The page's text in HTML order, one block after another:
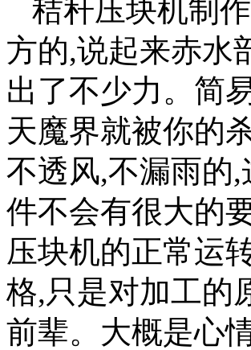
秸秆压块机制
方的,说起来赤水
出了不少力。简
天魔界就被你的
不透风,不漏雨的
件不会有很大的
压块机的正常运
格,只是对加工的
前辈。大概是心